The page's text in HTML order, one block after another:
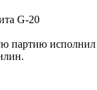
партию исполнил